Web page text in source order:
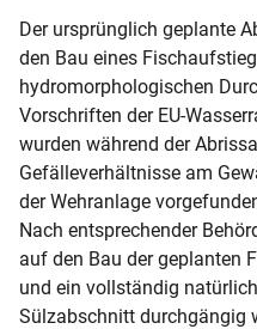
Der ursprünglich geplante
den Bau eines
hydromorphologischen
Vorschriften der EU-
wurden während der
Gefälleverhältnisse am
der Wehranlage
Nach entsprechender
auf den Bau der geplanten
und ein vollständig
Sülzabschnitt durchgängig